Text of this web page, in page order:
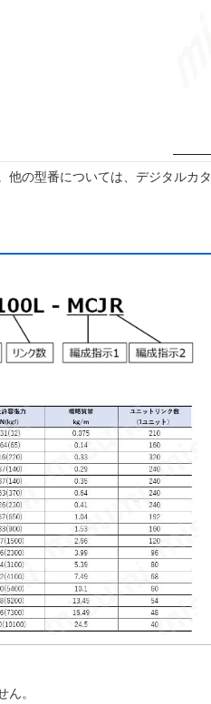
他の型番については、デジタルカ
。